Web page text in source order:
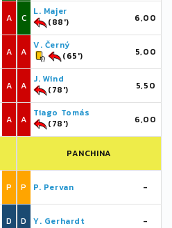
A
A
A
A
P
D
C
L. Majer
(88')
6,00
A
V. Černý
(65')
5,00
A
J. Wind
(78')
5,50
A
Tiago Tomás
(78')
6,00
PANCHINA
P P. Pervan -
D Y. Gerhardt -